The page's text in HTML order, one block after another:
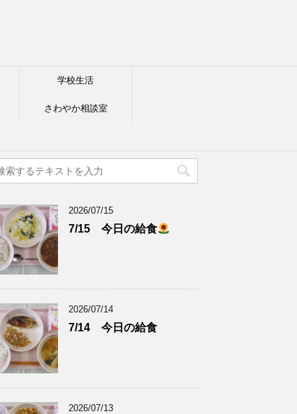
学校生活
さわやか相談室
2026/07/15
7/15 今日の給食
2026/07/14
7/14 今日の給食
2026/07/13